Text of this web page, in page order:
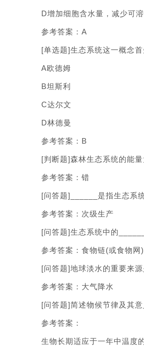
D增加细胞含水量，减少可
参考答案：A
[单选题]生态系统这一概念首
A欧德姆
B坦斯利
C达尔文
D林德曼
参考答案：B
[判断题]森林生态系统的能
参考答案：错
[问答题]______是指生态系
参考答案：次级生产
[问答题]生态系统中的
参考答案：食物链(或食物网)
[问答题]地球淡水的重要来源
参考答案：大气降水
[问答题]简述物候节律及其意
参考答案：
生物长期适应于一年中温度